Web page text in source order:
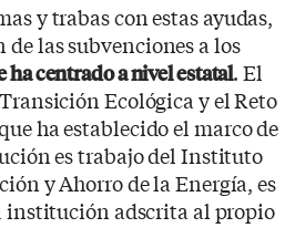
y trabas con estas ayudas,
las subvenciones a los
ha centrado a nivel estatal. El
Ecológica y el Reto
ha establecido el marco de
es trabajo del Instituto
y Ahorro de la Energía, es
institución adscrita al propio